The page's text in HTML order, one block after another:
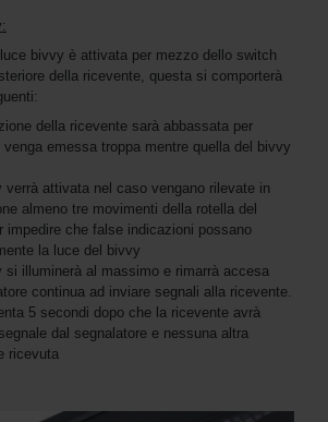
bivvy è attivata per mezzo dello switch
della ricevente, questa si comporterà
della ricevente sarà abbassata per
venga emessa troppa mentre quella del bivvy
verrà attivata nel caso vengano rilevate in
almeno tre movimenti della rotella del
impedire che false indicazioni possano
la luce del bivvy
si illuminerà al massimo e rimarrà accesa
continua ad inviare segnali alla ricevente.
5 secondi dopo che la ricevente avrà
dal segnalatore e nessuna altra
ricevuta